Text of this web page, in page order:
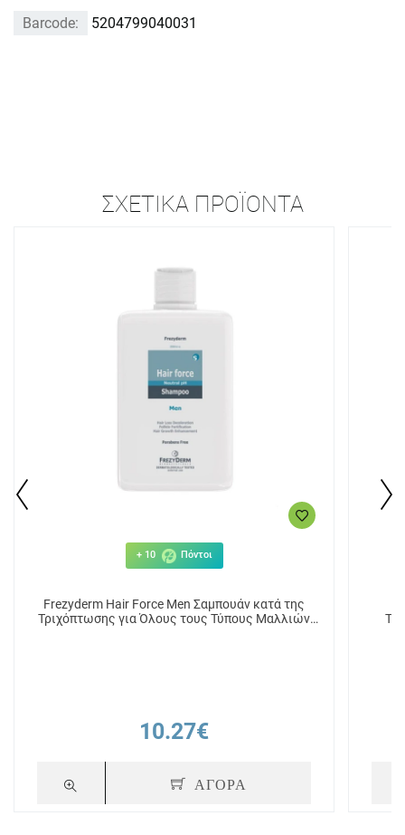
Barcode: 5204799040031
ΣΧΕΤΙΚΆ ΠΡΟΪΌΝΤΑ
+ 10 Πόντοι
Frezyderm Hair Force Men Σαμπουάν κατά της
Τριχόπτωσης για Όλους τους Τύπους Μαλλιών
10.27€
ΑΓΟΡΑ